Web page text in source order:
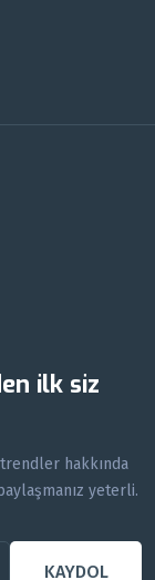
ilk siz
hakkında
yeterli.
KAYDOL